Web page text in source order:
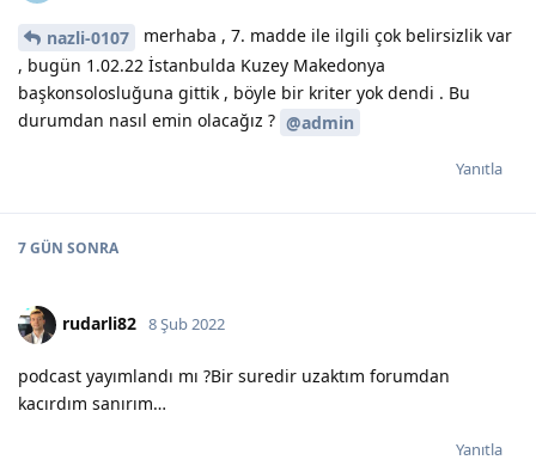
nazli-0107
merhaba , 7. madde ile ilgili çok belirsizlik var
, bugün 1.02.22 İstanbulda Kuzey Makedonya
başkonsolosluğuna gittik , böyle bir kriter yok dendi . Bu
durumdan nasıl emin olacağız ? @admin
Yanıtla
7 GÜN SONRA
rudarli82 8 Şub 2022
podcast yayımlandı mı ?Bir suredir uzaktım forumdan
kacırdım sanırım…
Yanıtla